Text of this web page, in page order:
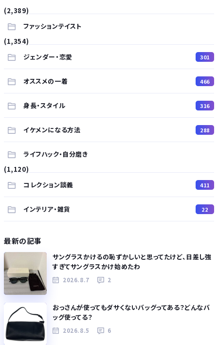
(2,389)
ファッションテイスト
(1,354)
ジェンダー・恋愛
301
オススメの一着 466
身長・スタイル 316
イケメンになる方法 288
ライフハック・自分磨き
(1,120)
コレクション談義
411
インテリア・雑貨 22
最新の記事
サングラスかけるの恥ずかしいと思ってたけど、日差し強
すぎてサングラスかけ始めたわ
2026.8.7 2
おっさんが使ってもダサくないバッグってある？どんなバ
ッグ使ってる？
2026.8.5 6